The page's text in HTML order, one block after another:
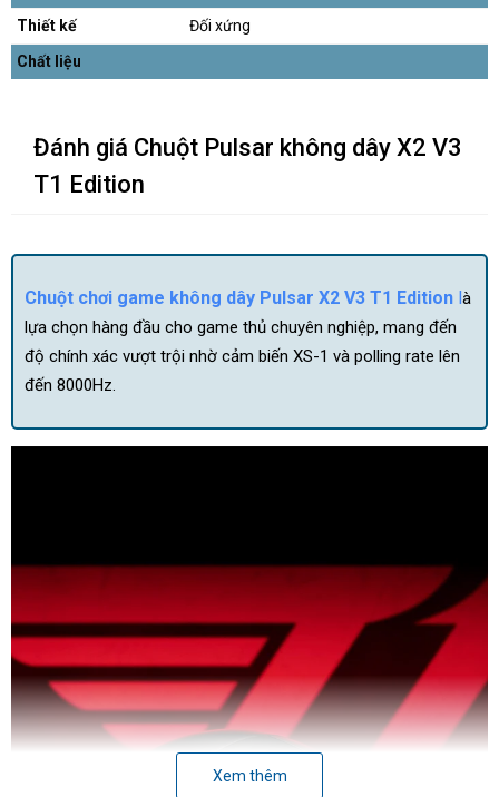
Thiết kế
Đối xứng
Chất liệu
Đánh giá Chuột Pulsar không dây X2 V3
T1 Edition
Chuột chơi game không dây Pulsar X2 V3 T1 Edition là
lựa chọn hàng đầu cho game thủ chuyên nghiệp, mang đến
độ chính xác vượt trội nhờ cảm biến XS-1 và polling rate lên
đến 8000Hz.
Xem thêm